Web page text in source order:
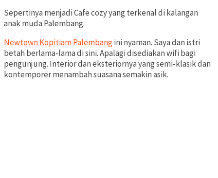
Sepertinya menjadi Cafe cozy yang terkenal di kalangan
anak muda Palembang.
Newtown Kopitiam Palembangini nyaman. Saya dan istri
betah berlama-lama di sini. Apalagi disediakan wifi bagi
pengunjung. Interior dan eksteriornya yang semi-klasik dan
kontemporer menambah suasana semakin asik.